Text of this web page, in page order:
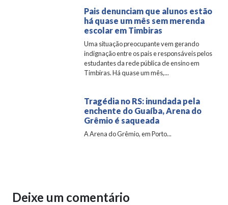
Pais denunciam que alunos estão
há quase um mês sem merenda
escolar em Timbiras
Uma situação preocupante vem gerando
indignação entre os pais e responsáveis pelos
estudantes da rede pública de ensino em
Timbiras. Há quase um mês,...
Tragédia no RS: inundada pela
enchente do Guaíba, Arena do
Grêmio é saqueada
A Arena do Grêmio, em Porto...
Deixe um comentário